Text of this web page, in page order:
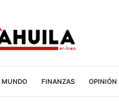
MUNDO FINANZAS OPINIÓN